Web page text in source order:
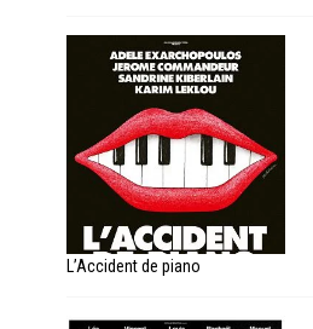
L’Accident de piano